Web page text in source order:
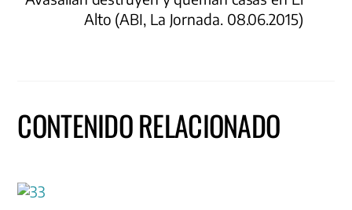
Alto (ABI, La Jornada. 08.06.2015)
CONTENIDO RELACIONADO